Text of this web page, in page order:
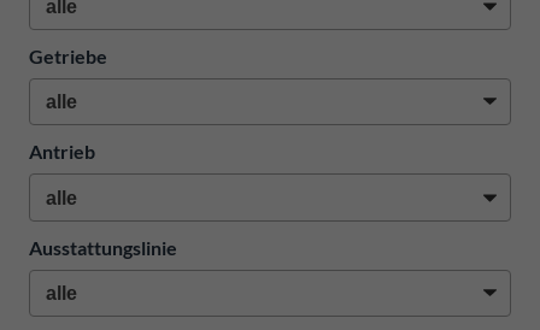
Getriebe
Antrieb
Ausstattungslinie